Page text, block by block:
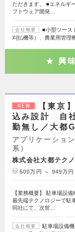
ただきます。 ■エネルギ
フトウェア開発…
会社概要
■小型ツース
刈払機等）、農業用管理
興
NEW
【東京
込み設計 自
勤無し／大都G
アプリケーショ
系）
株式会社大都テク
600万円 ～ 949万円
【業務概要】 駐車場設
最先端テクノロジーで駐
同社にて、次世…
会社概要
駐車場設備